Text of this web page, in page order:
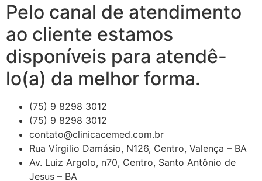
Pelo canal de atendimento
ao cliente estamos
disponíveis para atendê-
lo(a) da melhor forma.
(75) 9 8298 3012
(75) 9 8298 3012
contato@clinicacemed.com.br
Rua Vírgilio Damásio, N126, Centro, Valença – BA
Av. Luiz Argolo, n70, Centro, Santo Antônio de
Jesus – BA